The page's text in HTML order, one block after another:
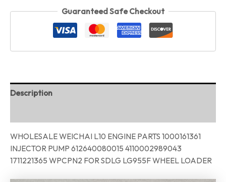
Guaranteed Safe Checkout
Description
WHOLESALE WEICHAI L10 ENGINE PARTS 1000161361
INJECTOR PUMP 612640080015 4110002989043
1711221365 WPCPN2 FOR SDLG LG955F WHEEL LOADER